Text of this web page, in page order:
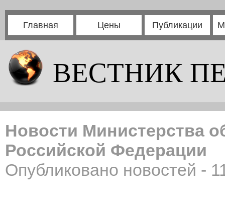
Главная Цены Публикации
ВЕСТНИК
Новости Министерства
Российской Федерации
Опубликовано новостей -